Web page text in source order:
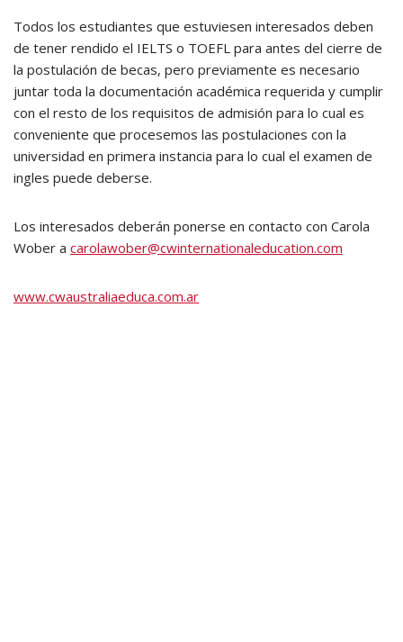
Todos los estudiantes que estuviesen interesados deben
de tener rendido el IELTS o TOEFL para antes del cierre de
la postulación de becas, pero previamente es necesario
juntar toda la documentación académica requerida y cumplir
con el resto de los requisitos de admisión para lo cual es
conveniente que procesemos las postulaciones con la
universidad en primera instancia para lo cual el examen de
ingles puede deberse.
Los interesados deberán ponerse en contacto con Carola
Wober a carolawober@cwinternationaleducation.com
www.cwaustraliaeduca.com.ar